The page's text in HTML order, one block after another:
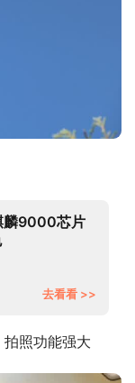
麟9000芯片
去看看 >>
照功能强大